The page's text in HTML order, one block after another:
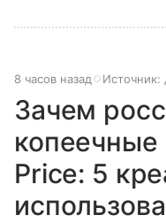
8 часов назад Источник:
Зачем
копеечные
Price: 5